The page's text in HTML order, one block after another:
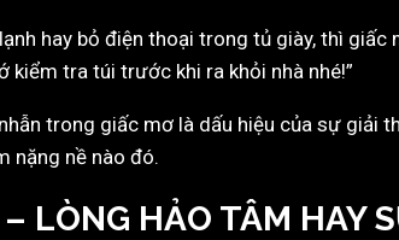
hay bỏ điện thoại trong tủ giày, thì giấc
kiểm tra túi trước khi ra khỏi nhà nhé!”
trong giấc mơ là dấu hiệu của sự giải
nặng nề nào đó.
LÒNG HẢO TÂM HAY